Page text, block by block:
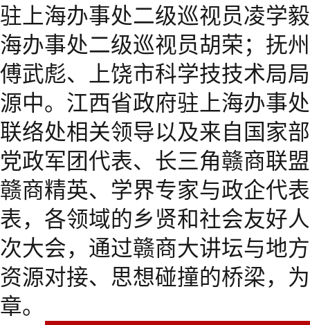
驻上海办事处二级巡视员凌学
海办事处二级巡视员胡荣；抚
傅武彪、上饶市科学技技术局
源中。江西省政府驻上海办事
联络处相关领导以及来自国家
党政军团代表、长三角赣商联
赣商精英、学界专家与政企代
表，各领域的乡贤和社会友好
次大会，通过赣商大讲坛与地
资源对接、思想碰撞的桥梁，
章。